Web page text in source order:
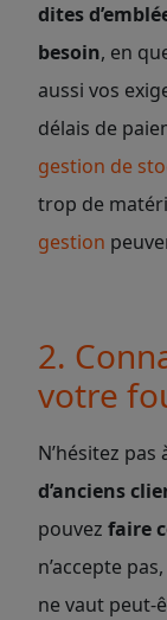
dites
besoin, en
aussi vos
délais de
gestion de
trop de
gestion
2.
votre
N’hésitez
d’anciens
pouvez faire
n’accepte
ne vaut peut-